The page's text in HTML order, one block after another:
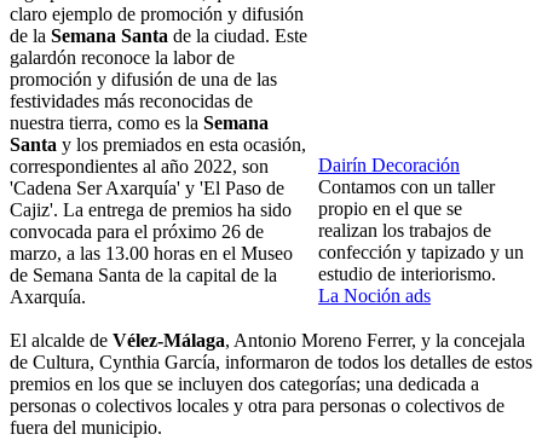
Dairín Decoración
Contamos con un taller
propio en el que se
realizan los trabajos de
confección y tapizado y un
estudio de interiorismo.
La Noción ads
claro ejemplo de promoción y difusión
de la Semana Santa de la ciudad. Este
galardón reconoce la labor de
promoción y difusión de una de las
festividades más reconocidas de
nuestra tierra, como es la Semana
Santa y los premiados en esta ocasión,
correspondientes al año 2022, son
'Cadena Ser Axarquía' y 'El Paso de
Cajiz'. La entrega de premios ha sido
convocada para el próximo 26 de
marzo, a las 13.00 horas en el Museo
de Semana Santa de la capital de la
Axarquía.
El alcalde de Vélez-Málaga, Antonio Moreno Ferrer, y la concejala
de Cultura, Cynthia García, informaron de todos los detalles de estos
premios en los que se incluyen dos categorías; una dedicada a
personas o colectivos locales y otra para personas o colectivos de
fuera del municipio.